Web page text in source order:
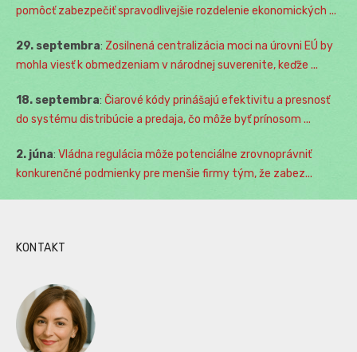
pomôcť zabezpečiť spravodlivejšie rozdelenie ekonomických ...
29. septembra: Zosilnená centralizácia moci na úrovni EÚ by
mohla viesť k obmedzeniam v národnej suverenite, keďže ...
18. septembra: Čiarové kódy prinášajú efektivitu a presnosť
do systému distribúcie a predaja, čo môže byť prínosom ...
2. júna: Vládna regulácia môže potenciálne zrovnoprávniť
konkurenčné podmienky pre menšie firmy tým, že zabez...
KONTAKT